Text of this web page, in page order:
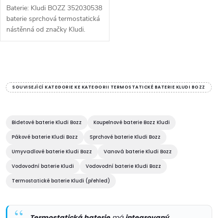
t
ů
k
t
Baterie: Kludi BOZZ 352030538
baterie sprchová termostatická
nástěnná od značky Kludi.
Série: Bozz. Typ baterie:
v
á
d
a
c
í
SOUVISEJÍCÍ KATEGORIE KE KATEGORII TERMOSTATICKÉ BATERIE KLUDI BOZZ
Bidetové baterie Kludi Bozz
Koupelnové baterie Bozz Kludi
Pákové baterie Kludi Bozz
Sprchové baterie Kludi Bozz
Umyvadlové baterie Kludi Bozz
Vanová baterie Kludi Bozz
Vodovodní baterie Kludi
Vodovodní baterie Kludi Bozz
Termostatické baterie Kludi (přehled)